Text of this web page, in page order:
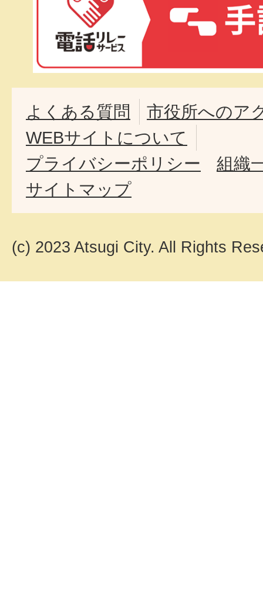
よくある質問
市役所へのア
WEBサイトについて
プライバシーポリシー
組織
サイトマップ
(c) 2023 Atsugi City. All Rights